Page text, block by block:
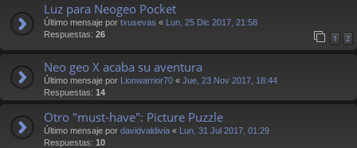
Luz para Neogeo Pocket
Último mensaje por txusevas « Lun, 25 Dic 2017, 21:58
Respuestas: 26 1 2
Neo geo X acaba su aventura
Último mensaje por Lionwarrior70 « Jue, 23 Nov 2017, 18:44
Respuestas: 14
Otro "must-have": Picture Puzzle
Último mensaje por davidvaldivia « Lun, 31 Jul 2017, 01:29
Respuestas: 10